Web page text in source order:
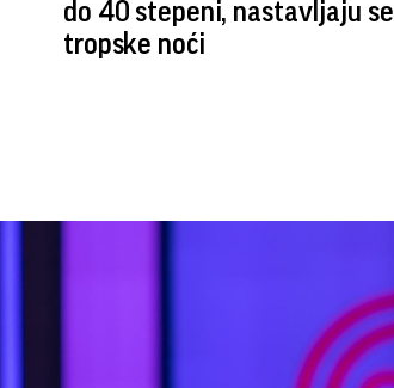
do 40 stepeni, nastavljaju se
tropske noći